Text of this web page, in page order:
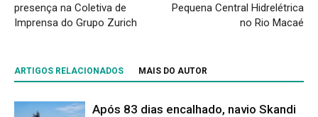
presença na Coletiva de
Imprensa do Grupo Zurich
Pequena Central Hidrelétrica
no Rio Macaé
ARTIGOS RELACIONADOS MAIS DO AUTOR
Após 83 dias encalhado, navio Skandi